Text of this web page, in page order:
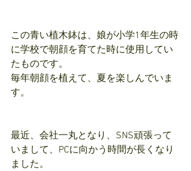
この青い植木鉢は、娘が小学1年生の時
に学校で朝顔を育てた時に使用してい
たものです。
毎年朝顔を植えて、夏を楽しんでいま
す。
最近、会社一丸となり、SNS頑張って
いまして、PCに向かう時間が長くなり
ました。